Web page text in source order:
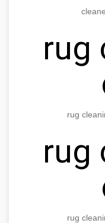
rug
rug
rug
rug